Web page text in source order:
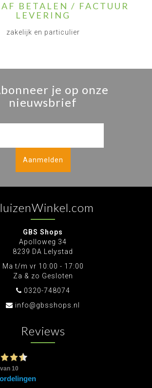
BETALEN / FACTUUR
LEVERING
zakelijk en particulier
je op onze
nieuwsbrief
Aanmelden
GBS Shops
Apolloweg 34
8239 DA Lelystad
Ma t/m vr 10:00 - 17:00
Za & zo Gesloten
0320-748074
info@gbsshops.nl
Reviews